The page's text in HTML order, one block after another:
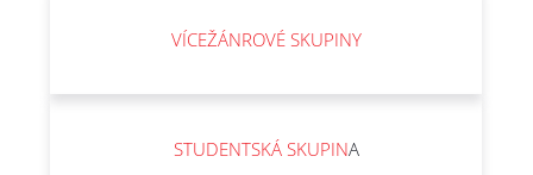
VÍCEŽÁNROVÉ SKUPINY
STUDENTSKÁ SKUPINA